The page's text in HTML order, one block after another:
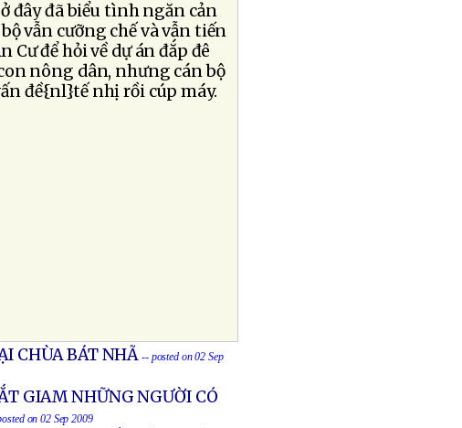
đây đã biểu tình ngăn cản
vẫn cưỡng chế và vẫn tiến
để hỏi về dự án đắp đê
nông dân, nhưng cán bộ
đề{nl}tế nhị rồi cúp máy.
CHÙA BÁT NHÃ -- posted on 02 Sep
GIAM NHỮNG NGƯỜI CÓ
on 02 Sep 2009